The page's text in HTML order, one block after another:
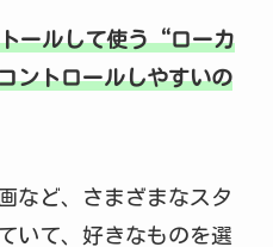
ールして使う“ローカ
ントロールしやすいの
など、さまざまなスタ
いて、好きなものを選